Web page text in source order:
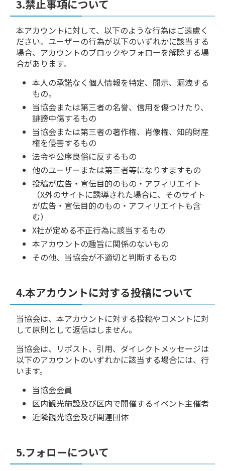
3.禁止事項について
本アカウントに対して、以下のような行為はご遠慮く
ださい。ユーザーの行為が以下のいずれかに該当する
場合、アカウントのブロックやフォローを解除する場
合があります。
本人の承諾なく個人情報を特定、開示、漏洩する
もの。
当協会または第三者の名誉、信用を傷つけたり、
誹謗中傷するもの
当協会または第三者の著作権、肖像権、知的財産
権を侵害するもの
法令や公序良俗に反するもの
他のユーザーまたは第三者等になりすますもの
投稿が広告・宣伝目的のもの・アフィリエイト
（X外のサイトに誘導された場合に、そのサイト
が広告・宣伝目的のもの・アフィリエイトも含
む）
X社が定める不正行為に該当するもの
本アカウントの趣旨に関係のないもの
その他、当協会が不適切と判断するもの
4.本アカウントに対する投稿について
当協会は、本アカウントに対する投稿やコメントに対
して原則として返信はしません。
当協会は、リポスト、引用、ダイレクトメッセージは
以下のアカウントのいずれかに該当する場合には、行
います。
当協会会員
区内観光施設及び区内で開催するイベント主催者
近隣観光協会及び関連団体
5.フォローについて